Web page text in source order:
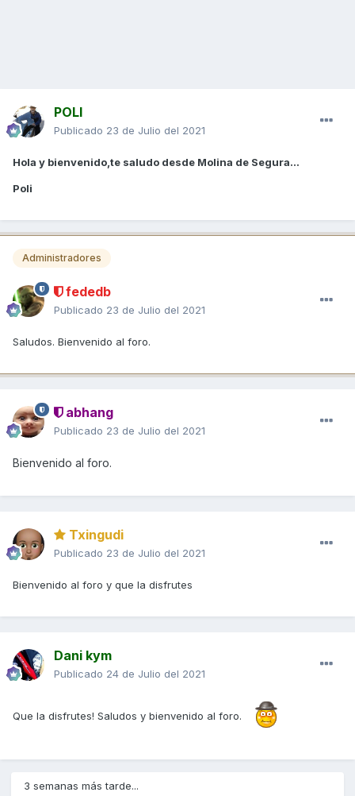
POLI
Publicado 23 de Julio del 2021
Hola y bienvenido,te saludo desde Molina de Segura...
Poli
Administradores
fededb
Publicado 23 de Julio del 2021
Saludos. Bienvenido al foro.
abhang
Publicado 23 de Julio del 2021
Bienvenido al foro.
Txingudi
Publicado 23 de Julio del 2021
Bienvenido al foro y que la disfrutes
Dani kym
Publicado 24 de Julio del 2021
Que la disfrutes! Saludos y bienvenido al foro.
3 semanas más tarde...